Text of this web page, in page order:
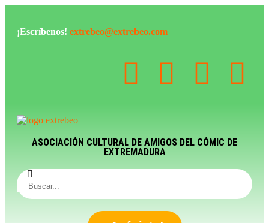
¡Escríbenos! extrebeo@extrebeo.com
ASOCIACIÓN CULTURAL DE AMIGOS DEL CÓMIC DE
EXTREMADURA